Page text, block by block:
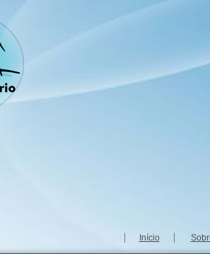
Início